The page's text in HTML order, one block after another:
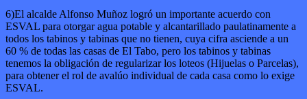
6)El alcalde Alfonso Muñoz logró un importante acuerdo con
ESVAL para otorgar agua potable y alcantarillado paulatinamente a
todos los tabinos y tabinas que no tienen, cuya cifra asciende a un
60 % de todas las casas de El Tabo, pero los tabinos y tabinas
tenemos la obligación de regularizar los loteos (Hijuelas o Parcelas),
para obtener el rol de avalúo individual de cada casa como lo exige
ESVAL.